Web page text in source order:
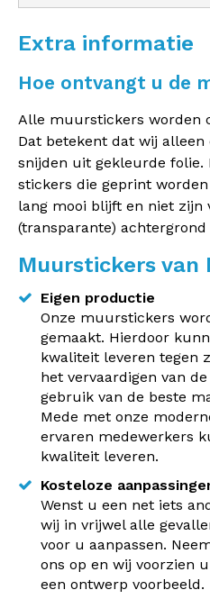
Extra informatie
Hoe ontvangt u de
Alle muurstickers worden
Dat betekent dat wij
snijden uit gekleurde folie.
stickers die geprint
lang mooi blijft en niet zijn
(transparante)
Muurstickers
Eigen productie
Onze muurstickers
gemaakt. Hierdoor
kwaliteit leveren tegen
het vervaardigen van
gebruik van de beste
Mede met onze
ervaren medewerkers
kwaliteit leveren.
Kosteloze
Wenst u een net iets
wij in vrijwel alle
voor u aanpassen.
ons op en wij voorzien
een ontwerp voorbeeld.